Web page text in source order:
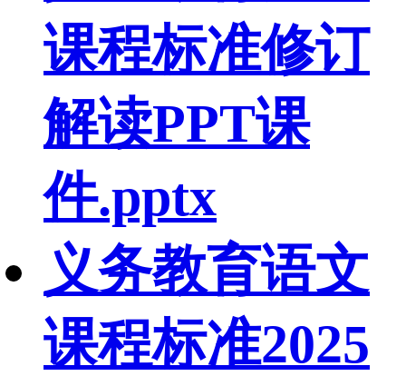
课程标准修订
解读PPT课
件.pptx
义务教育语文
课程标准2025